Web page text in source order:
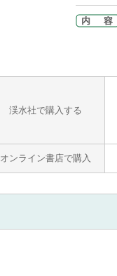
渓水社で購入する
オンライン書店で購入